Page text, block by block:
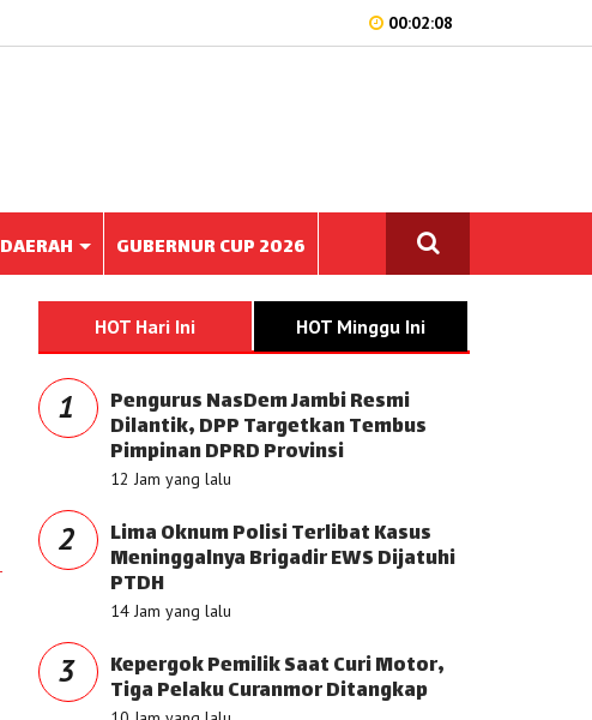
00:02:08
DAERAH GUBERNUR CUP 2026
HOT Hari Ini HOT Minggu Ini
1 Pengurus NasDem Jambi Resmi
Dilantik, DPP Targetkan Tembus
Pimpinan DPRD Provinsi
12 Jam yang lalu
2 Lima Oknum Polisi Terlibat Kasus
Meninggalnya Brigadir EWS Dijatuhi
PTDH
14 Jam yang lalu
3 Kepergok Pemilik Saat Curi Motor,
Tiga Pelaku Curanmor Ditangkap